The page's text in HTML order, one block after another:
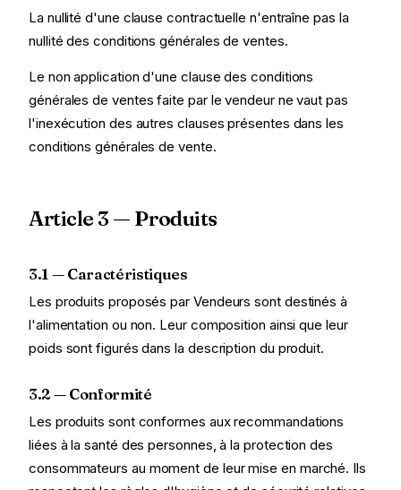
La nullité d'une clause contractuelle n'entraîne pas la
nullité des conditions générales de ventes.
Le non application d'une clause des conditions
générales de ventes faite par le vendeur ne vaut pas
l'inexécution des autres clauses présentes dans les
conditions générales de vente.
Article 3 — Produits
3.1 — Caractéristiques
Les produits proposés par Vendeurs sont destinés à
l'alimentation ou non. Leur composition ainsi que leur
poids sont figurés dans la description du produit.
3.2 — Conformité
Les produits sont conformes aux recommandations
liées à la santé des personnes, à la protection des
consommateurs au moment de leur mise en marché. Ils